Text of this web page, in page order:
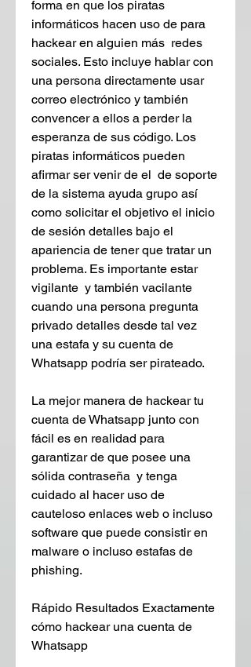
forma en que los piratas
informáticos hacen uso de para
hackear en alguien más  redes
sociales. Esto incluye hablar con
una persona directamente usar
correo electrónico y también
convencer a ellos a perder la
esperanza de sus código. Los
piratas informáticos pueden
afirmar ser venir de el  de soporte
de la sistema ayuda grupo así
como solicitar el objetivo el inicio
de sesión detalles bajo el
apariencia de tener que tratar un
problema. Es importante estar
vigilante  y también vacilante
cuando una persona pregunta
privado detalles desde tal vez
una estafa y su cuenta de
Whatsapp podría ser pirateado.
La mejor manera de hackear tu
cuenta de Whatsapp junto con
fácil es en realidad para
garantizar de que posee una
sólida contraseña  y tenga
cuidado al hacer uso de
cauteloso enlaces web o incluso
software que puede consistir en
malware o incluso estafas de
phishing.
Rápido Resultados Exactamente
cómo hackear una cuenta de
Whatsapp